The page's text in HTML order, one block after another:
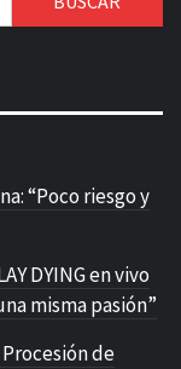
“Poco riesgo y
DYING en vivo
misma pasión”
Procesión de